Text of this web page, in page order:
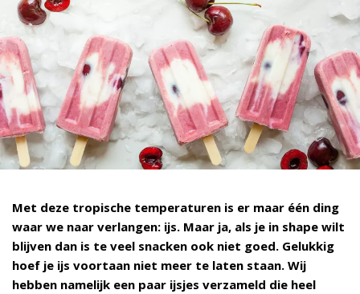
Met deze tropische temperaturen is er maar één ding
waar we naar verlangen: ijs. Maar ja, als je in shape wilt
blijven dan is te veel snacken ook niet goed. Gelukkig
hoef je ijs voortaan niet meer te laten staan. Wij
hebben namelijk een paar ijsjes verzameld die heel